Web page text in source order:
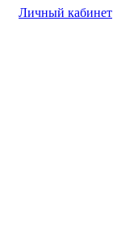
Личный кабинет